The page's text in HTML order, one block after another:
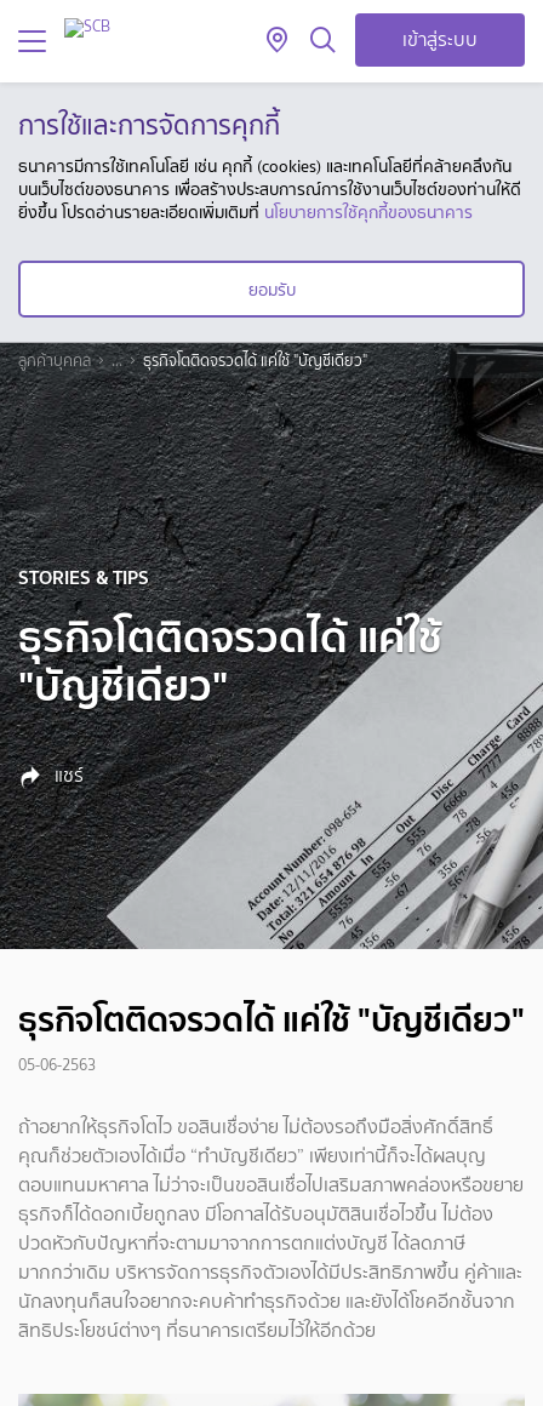
เข้าสู่ระบบ
การใช้และการจัดการคุกกี้
ธนาคารมีการใช้เทคโนโลยี เช่น คุกกี้ (cookies) และเทคโนโลยีที่คล้ายคลึงกัน
บนเว็บไซต์ของธนาคาร เพื่อสร้างประสบการณ์การใช้งานเว็บไซต์ของท่านให้ดี
ยิ่งขึ้น โปรดอ่านรายละเอียดเพิ่มเติมที่ นโยบายการใช้คุกกี้ของธนาคาร
ยอมรับ
ลูกค้าบุคคล ... ธุรกิจโตติดจรวดได้ แค่ใช้ "บัญชีเดียว"
STORIES & TIPS
ธุรกิจโตติดจรวดได้ แค่ใช้
"บัญชีเดียว"
แชร์
ธุรกิจโตติดจรวดได้ แค่ใช้ "บัญชีเดียว"
05-06-2563
ถ้าอยากให้ธุรกิจโตไว ขอสินเชื่อง่าย ไม่ต้องรอถึงมือสิ่งศักดิ์สิทธิ์
คุณก็ช่วยตัวเองได้เมื่อ “ทำบัญชีเดียว” เพียงเท่านี้ก็จะได้ผลบุญ
ตอบแทนมหาศาล ไม่ว่าจะเป็นขอสินเชื่อไปเสริมสภาพคล่องหรือขยาย
ธุรกิจก็ได้ดอกเบี้ยถูกลง มีโอกาสได้รับอนุมัติสินเชื่อไวขึ้น ไม่ต้อง
ปวดหัวกับปัญหาที่จะตามมาจากการตกแต่งบัญชี ได้ลดภาษี
มากกว่าเดิม บริหารจัดการธุรกิจตัวเองได้มีประสิทธิภาพขึ้น คู่ค้าและ
นักลงทุนก็สนใจอยากจะคบค้าทำธุรกิจด้วย และยังได้โชคอีกชั้นจาก
สิทธิประโยชน์ต่างๆ ที่ธนาคารเตรียมไว้ให้อีกด้วย